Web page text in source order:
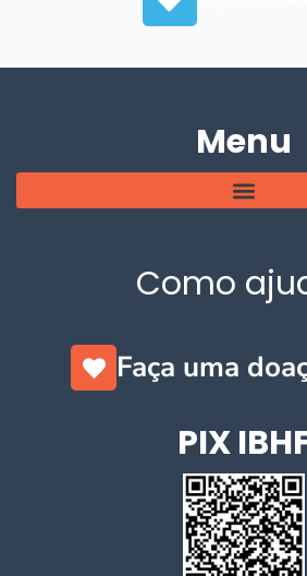
Menu
Como
Faça uma
PIX